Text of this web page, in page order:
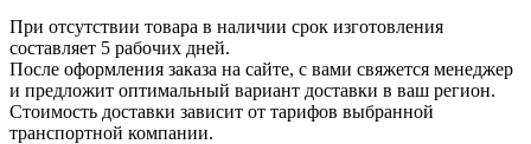
При отсутствии товара в наличии срок изготовления
составляет 5 рабочих дней.
После оформления заказа на сайте, с вами свяжется менеджер
и предложит оптимальный вариант доставки в ваш регион.
Стоимость доставки зависит от тарифов выбранной
транспортной компании.